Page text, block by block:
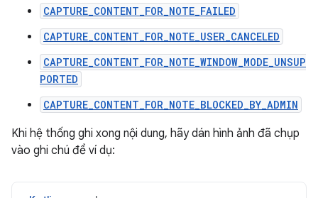
CAPTURE_CONTENT_FOR_NOTE_FAILED
CAPTURE_CONTENT_FOR_NOTE_USER_CANCELED
CAPTURE_CONTENT_FOR_NOTE_WINDOW_MODE_UNSUP
PORTED
CAPTURE_CONTENT_FOR_NOTE_BLOCKED_BY_ADMIN
Khi hệ thống ghi xong nội dung, hãy dán hình ảnh đã chụp
vào ghi chú để ví dụ: